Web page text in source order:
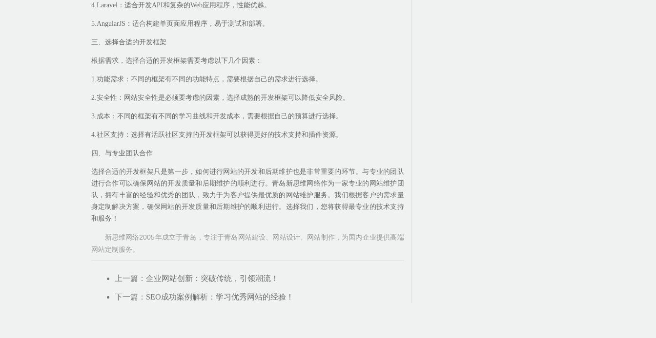
4.Laravel：适合开发API和复杂的Web应用程序，性能优越。
5.AngularJS：适合构建单页面应用程序，易于测试和部署。
三、选择合适的开发框架
根据需求，选择合适的开发框架需要考虑以下几个因素：
1.功能需求：不同的框架有不同的功能特点，需要根据自己的需求进行选择。
2.安全性：网站安全性是必须要考虑的因素，选择成熟的开发框架可以降低安全风险。
3.成本：不同的框架有不同的学习曲线和开发成本，需要根据自己的预算进行选择。
4.社区支持：选择有活跃社区支持的开发框架可以获得更好的技术支持和插件资源。
四、与专业团队合作
选择合适的开发框架只是第一步，如何进行网站的开发和后期维护也是非常重要的环节。与专业的团队
进行合作可以确保网站的开发质量和后期维护的顺利进行。青岛新思维网络作为一家专业的网站维护团
队，拥有丰富的经验和优秀的团队，致力于为客户提供最优质的网站维护服务。我们根据客户的需求量
身定制解决方案，确保网站的开发质量和后期维护的顺利进行。选择我们，您将获得最专业的技术支持
和服务！
新思维网络2005年成立于青岛，专注于青岛网站建设、网站设计、网站制作，为国内企业提供高端
网站定制服务。
上一篇： 企业网站创新：突破传统，引领潮流！
下一篇： SEO成功案例解析：学习优秀网站的经验！